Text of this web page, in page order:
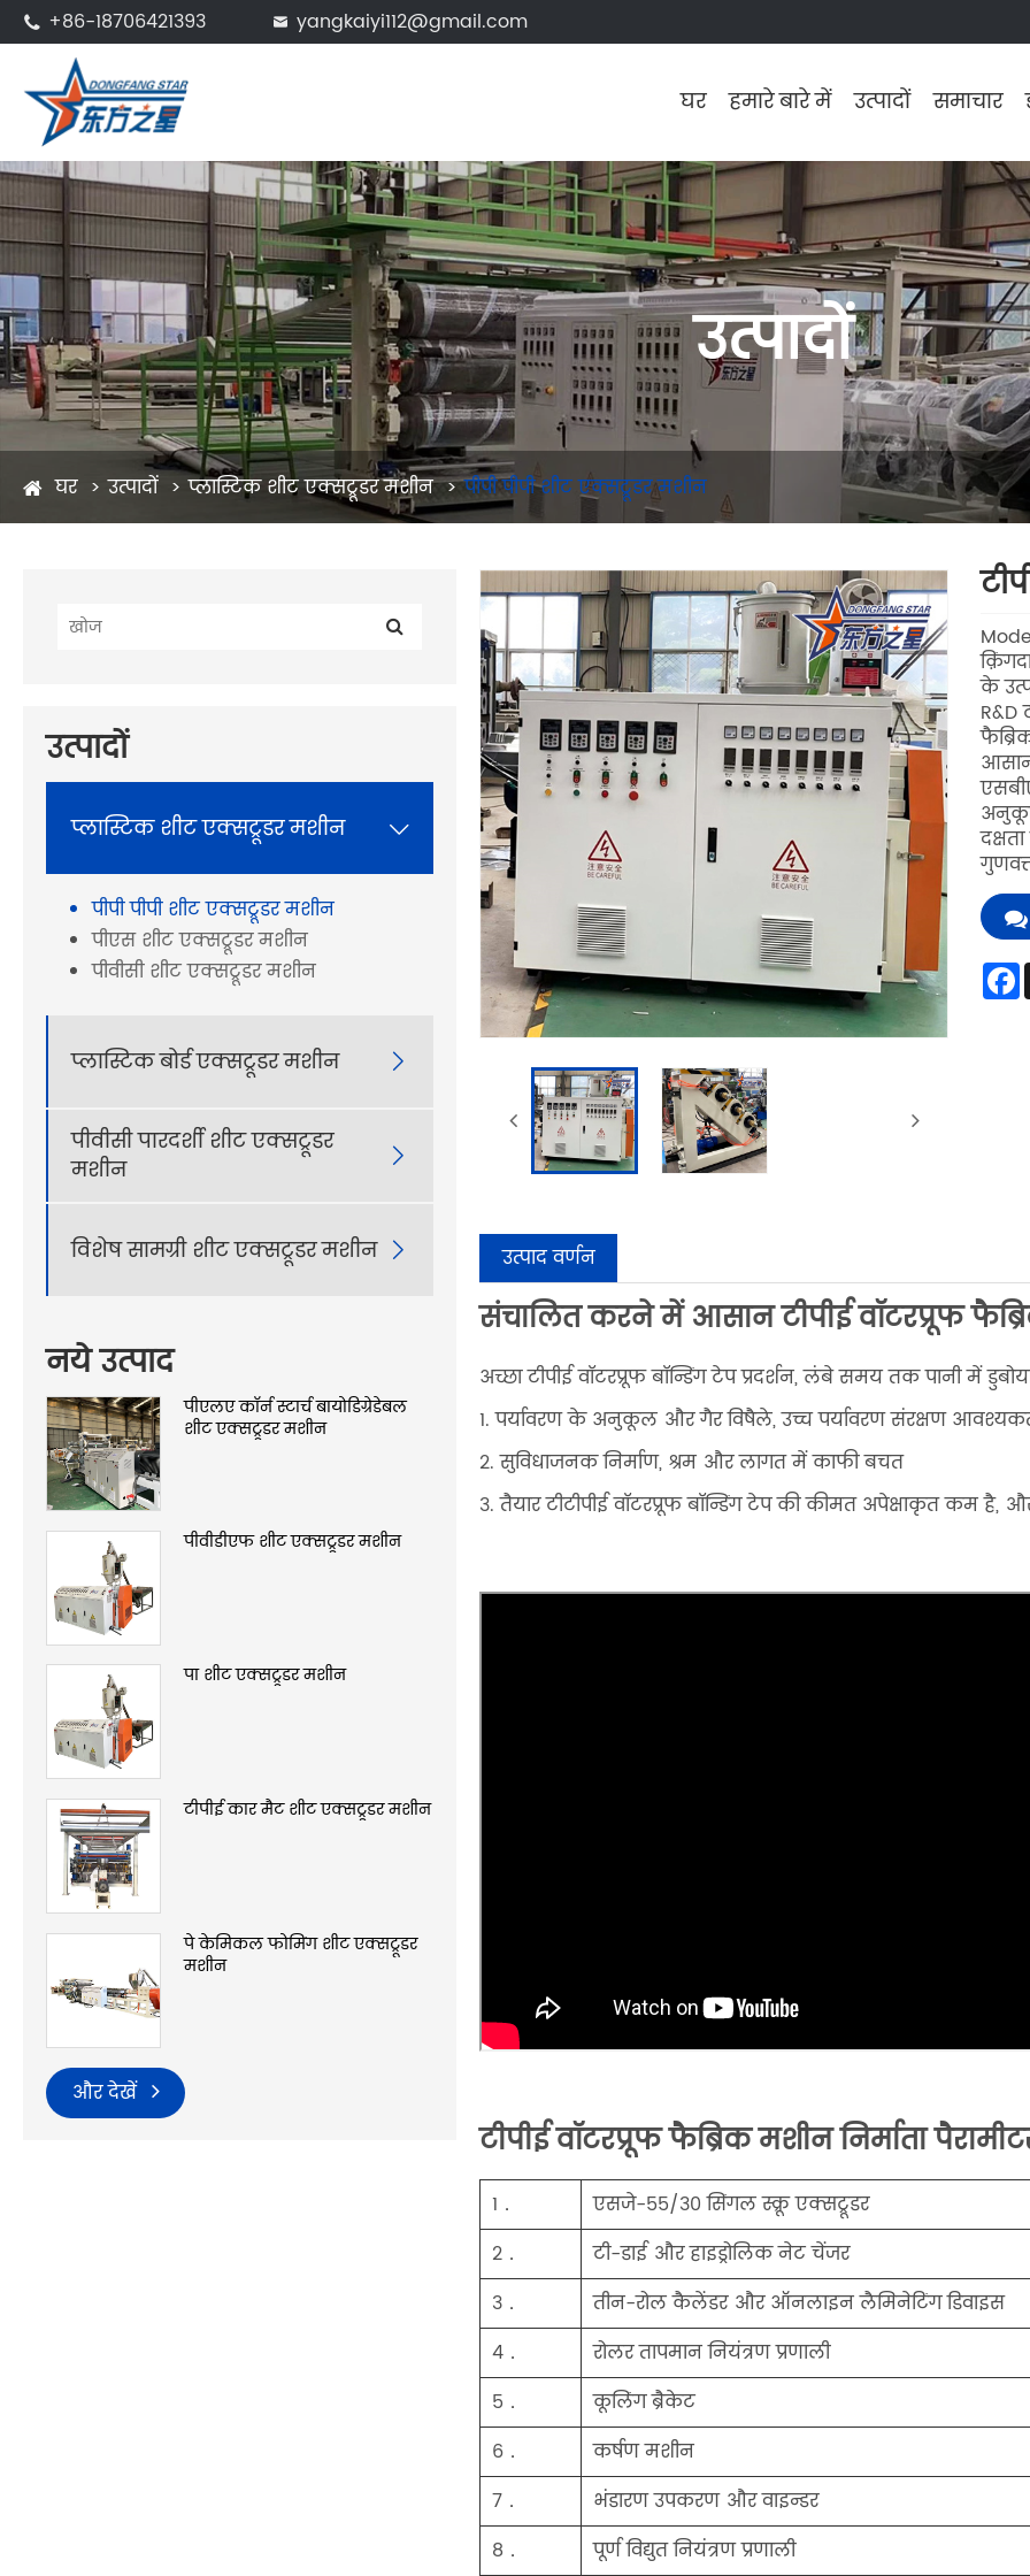
 +86-18706421393  yangkaiyi112@gmail.com
घर हमारे बारे में उत्पादों समाचार
उत्पादों
घर उत्पादों प्लास्टिक शीट एक्सट्रूडर मशीन पीपी पीपी शीट एक्सट्रूडर मशीन
उत्पादों
प्लास्टिक शीट एक्सट्रूडर मशीन 
पीपी पीपी शीट एक्सट्रूडर मशीन
पीएस शीट एक्सट्रूडर मशीन
पीवीसी शीट एक्सट्रूडर मशीन
प्लास्टिक बोर्ड एक्सट्रूडर मशीन 
पीवीसी पारदर्शी शीट एक्सट्रूडर
मशीन

विशेष सामग्री शीट एक्सट्रूडर मशीन 
नये उत्पाद
पीएलए कॉर्न स्टार्च बायोडिग्रेडेबल
शीट एक्सट्रूडर मशीन
पीवीडीएफ शीट एक्सट्रूडर मशीन
पा शीट एक्सट्रूडर मशीन
टीपीई कार मैट शीट एक्सट्रूडर मशीन
पे केमिकल फोमिंग शीट एक्सट्रूडर
मशीन
और देखें
के
R&D
उत्पाद वर्णन
संचालित करने में आसान टीपीई वॉटरप्रूफ
अच्छा टीपीई वॉटरप्रूफ बॉन्डिंग टेप प्रदर्शन, लंबे समय तक पानी में
1. पर्यावरण के अनुकूल और गैर विषैले, उच्च पर्यावरण संरक्षण
2. सुविधाजनक निर्माण, श्रम और लागत में काफी बचत
3. तैयार टीटीपीई वॉटरप्रूफ बॉन्डिंग टेप की कीमत अपेक्षाकृत कम है,
टीपीई वॉटरप्रूफ फैब्रिक मशीन निर्माता
1． एसजे-55/30 सिंगल स्क्रू एक्सट्रूडर
2．
टी-डाई और हाइड्रोलिक नेट चेंजर
3．
तीन-रोल कैलेंडर और ऑनलाइन लैमिनेटिंग डिवाइस
4．
रोलर तापमान नियंत्रण प्रणाली
5．
कूलिंग ब्रैकेट
6．
कर्षण मशीन
7．
भंडारण उपकरण और वाइन्डर
8．
पूर्ण विद्युत नियंत्रण प्रणाली